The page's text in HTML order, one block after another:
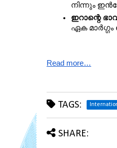
നിന്നും
ഇറാന്റെ
ഏക മാർഗ്ഗം
Read more…
TAGS:
SHARE: